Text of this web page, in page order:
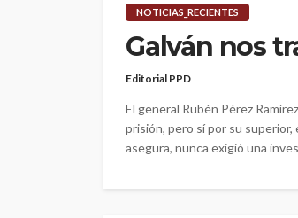
NOTICIAS_RECIENTES
Galván nos
Editorial PPD
El general Rubén Pérez
prisión, pero sí por su
asegura, nunca exigió una